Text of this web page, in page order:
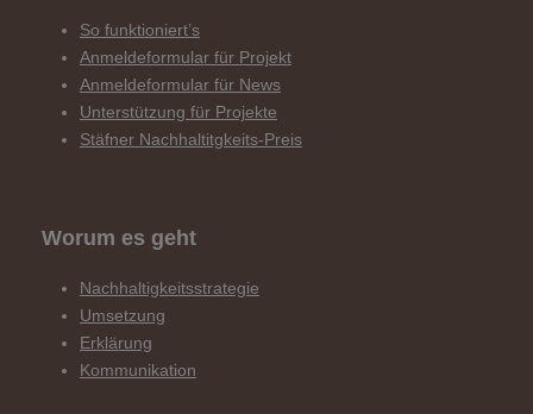
So funktioniert’s
Anmeldeformular für Projekt
Anmeldeformular für News
Unterstützung für Projekte
Stäfner Nachhaltitgkeits-Preis
Worum es geht
Nachhaltigkeitsstrategie
Umsetzung
Erklärung
Kommunikation